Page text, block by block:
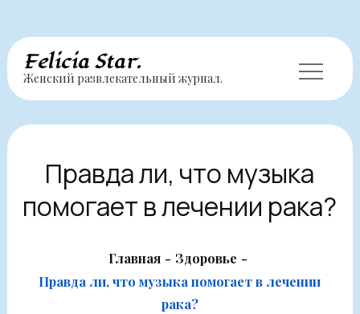
Перейти
содержимому
Felicia Star.
Женский развлекательный журнал.
Правда ли, что музыка
помогает в лечении рака?
Главная
Здоровье
Правда ли, что музыка помогает в лечении
рака?